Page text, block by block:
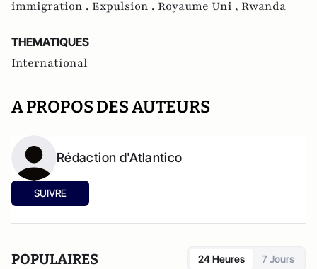
immigration , Expulsion , Royaume Uni , Rwanda
THEMATIQUES
International
A PROPOS DES AUTEURS
Rédaction d'Atlantico
SUIVRE
POPULAIRES 24 Heures 7 Jours